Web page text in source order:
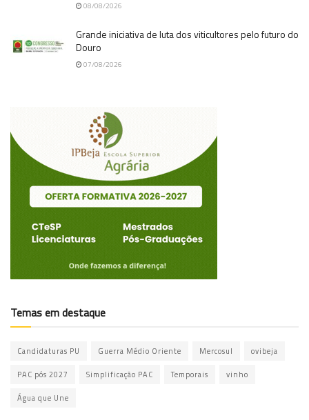
08/08/2026
Grande iniciativa de luta dos viticultores pelo futuro do
Douro
07/08/2026
Temas em destaque
Candidaturas PU Guerra Médio Oriente Mercosul ovibeja
PAC pós 2027 Simplificação PAC Temporais vinho
Água que Une